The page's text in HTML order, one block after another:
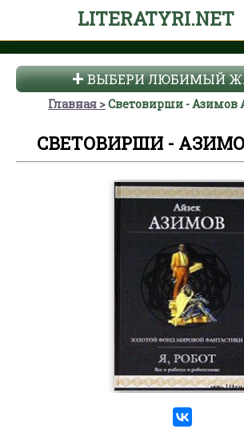
LITERATYRI.NET
ВЫБЕРИ ЛЮБИМЫЙ
Главная Световирши - Азимов
СВЕТОВИРШИ -